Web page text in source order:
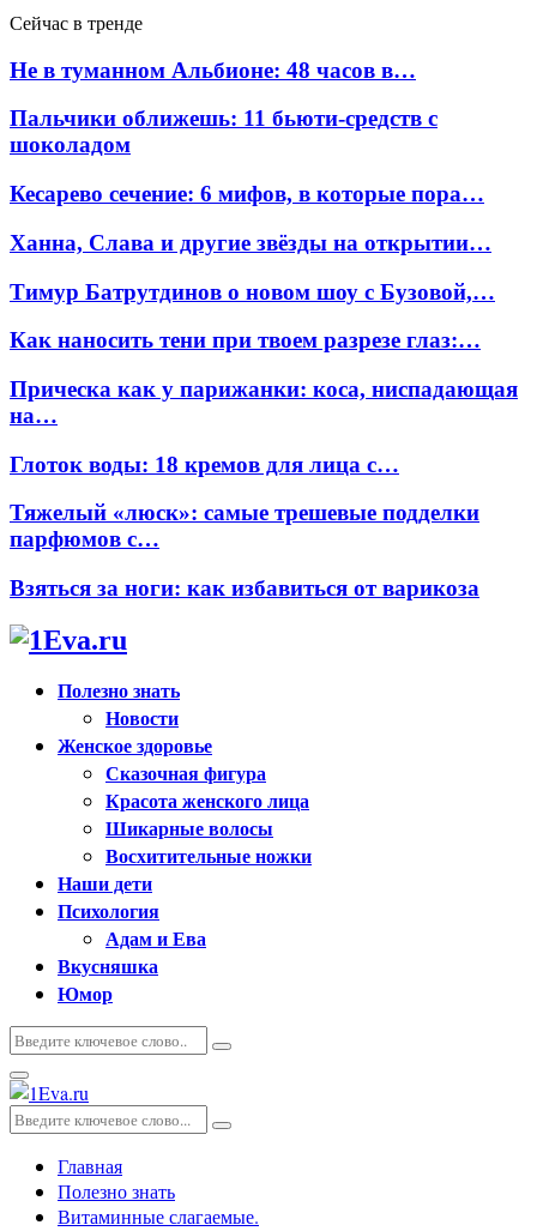
Сейчас в тренде
Не в туманном Альбионе: 48 часов в…
Пальчики оближешь: 11 бьюти-средств с
шоколадом
Кесарево сечение: 6 мифов, в которые пора…
Ханна, Слава и другие звёзды на открытии…
Тимур Батрутдинов о новом шоу с Бузовой,…
Как наносить тени при твоем разрезе глаз:…
Прическа как у парижанки: коса, ниспадающая
на…
Глоток воды: 18 кремов для лица с…
Тяжелый «люск»: самые трешевые подделки
парфюмов с…
Взяться за ноги: как избавиться от варикоза
Полезно знать
Новости
Женское здоровье
Сказочная фигура
Красота женского лица
Шикарные волосы
Восхитительные ножки
Наши дети
Психология
Адам и Ева
Вкусняшка
Юмор
Искать:
Поиск
Основное
меню
Искать:
Поиск
Главная
Полезно знать
Витаминные слагаемые.